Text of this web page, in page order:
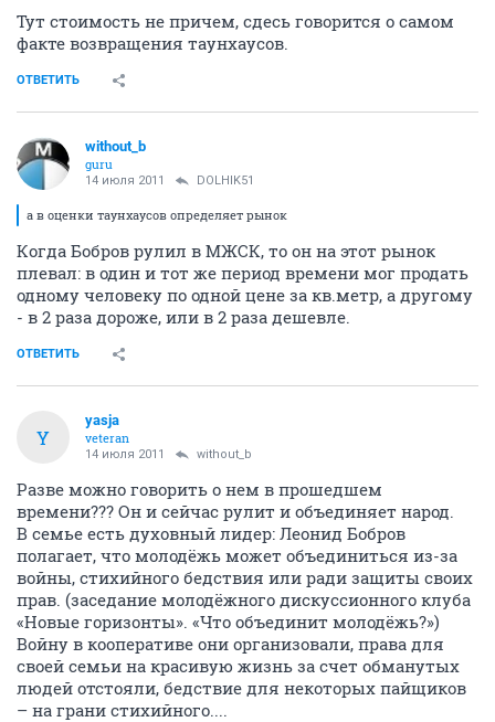
Тут стоимость не причем, сдесь говорится о самом
факте возвращения таунхаусов.
ОТВЕТИТЬ
without_b
guru
14 июля 2011 DOLHIK51
а в оценки таунхаусов определяет рынок
Когда Бобров рулил в МЖСК, то он на этот рынок
плевал: в один и тот же период времени мог продать
одному человеку по одной цене за кв.метр, а другому
- в 2 раза дороже, или в 2 раза дешевле.
ОТВЕТИТЬ
Y
yasja
veteran
14 июля 2011 without_b
Разве можно говорить о нем в прошедшем
времени??? Он и сейчас рулит и объединяет народ.
В семье есть духовный лидер: Леонид Бобров
полагает, что молодёжь может объединиться из-за
войны, стихийного бедствия или ради защиты своих
прав. (заседание молодёжного дискуссионного клуба
«Новые горизонты». «Что объединит молодёжь?»)
Войну в кооперативе они организовали, права для
своей семьи на красивую жизнь за счет обманутых
людей отстояли, бедствие для некоторых пайщиков
– на грани стихийного....